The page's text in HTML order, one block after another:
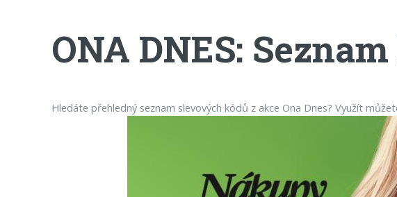
ONA DNES:
Hledáte přehledný seznam slevových kódů z akce Ona Dnes? Využít